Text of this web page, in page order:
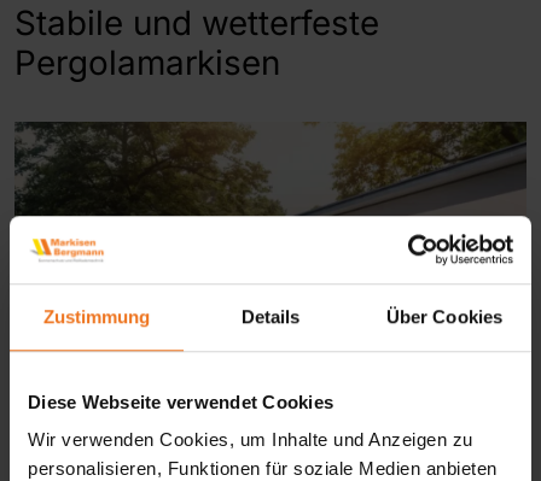
Zustimmung Details Über Cookies
Diese Webseite verwendet Cookies
Wir verwenden Cookies, um Inhalte und Anzeigen zu
personalisieren, Funktionen für soziale Medien anbieten
Stabile und wetterfeste
Pergolamarkisen